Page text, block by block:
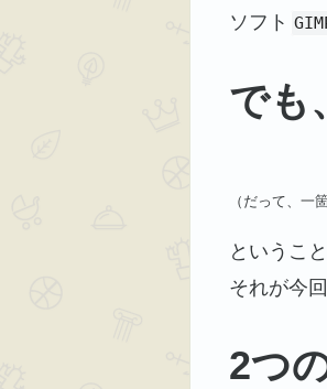
ソフト
でも
（だって、一
というこ
それが今
2つ